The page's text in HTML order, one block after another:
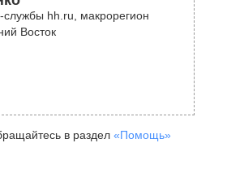
службы hh.ru, макрорегион
Восток
в раздел «Помощь»